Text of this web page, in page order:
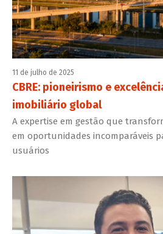
11 de julho de 2025
CBRE: pioneirismo e
imobiliário global
A expertise em gestão que
em oportunidades incomparáveis
usuários